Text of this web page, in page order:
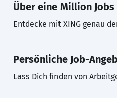
Über eine Million Jobs
Entdecke mit XING genau
Persönliche Job-
Lass Dich finden von